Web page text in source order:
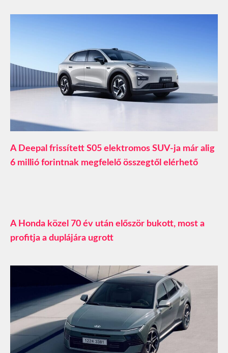
A Deepal frissített S05 elektromos SUV-ja már alig
6 millió forintnak megfelelő összegtől elérhető
A Honda közel 70 év után először bukott, most a
profitja a duplájára ugrott